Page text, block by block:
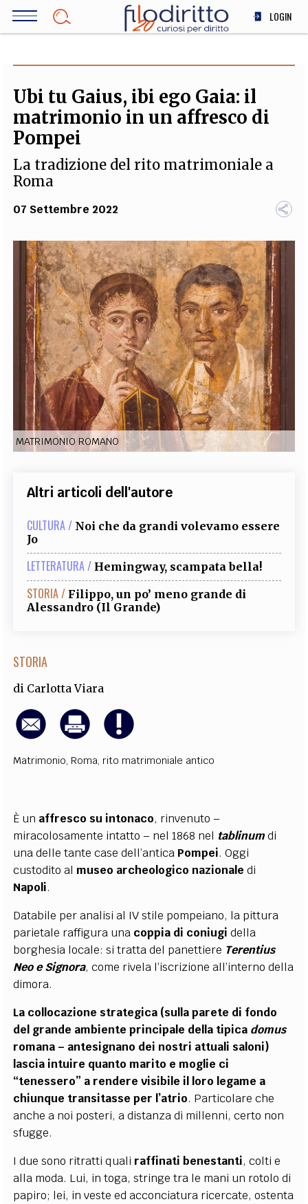
Salta
LOGIN
SOCIETÀ
MEDICINA
INNOVAZIONE
TEAM
FILODIRITTO REDAZIONE COMITATO SCIENTIFICO AUTORI CURATORI
FOTOGRAFI PARTNER COLLABORA CON NOI
EXTRA
CODICI RUBRICHE LIBRI PROCEEDINGS PUBBLICITÀ CONTATTI
SOCIAL MEDIA
Ubi tu Gaius, ibi ego Gaia: il
matrimonio in un affresco di
Pompei
La tradizione del rito matrimoniale a
Roma
07 Settembre 2022
MATRIMONIO ROMANO
Altri articoli dell'autore
CULTURA / Noi che da grandi volevamo essere
Jo
LETTERATURA / Hemingway, scampata bella!
STORIA / Filippo, un po’ meno grande di
Alessandro (Il Grande)
STORIA
di Carlotta Viara
Matrimonio, Roma, rito matrimoniale antico
È un affresco su intonaco, rinvenuto –
miracolosamente intatto – nel 1868 nel tablinum di
una delle tante case dell’antica Pompei. Oggi
custodito al museo archeologico nazionale di
Napoli.
Databile per analisi al IV stile pompeiano, la pittura
parietale raffigura una coppia di coniugidella
borghesia locale: si tratta del panettiere Terentius
Neo e Signora, come rivela l’iscrizione all’interno della
dimora.
La collocazione strategica (sulla parete di fondo
del grande ambiente principale della tipica domus
romana – antesignano dei nostri attuali saloni)
lascia intuire quanto marito e moglie ci
“tenessero” a rendere visibile il loro legame a
chiunque transitasse per l’atrio. Particolare che
anche a noi posteri, a distanza di millenni, certo non
sfugge.
I due sono ritratti quali raffinati benestanti, colti e
alla moda. Lui, in toga, stringe tra le mani un rotolo di
papiro; lei, in veste ed acconciatura ricercate, ostenta